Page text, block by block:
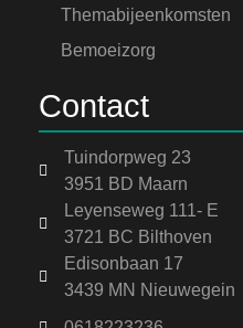
Themabijeenkomsten
Bemoeizorg
Contact
Tuindorpweg 23
3951 BD Maarn
Leyenseweg 111- E
3721 BC Bilthoven
Edisonbaan 17
3439 MN Nieuwegein